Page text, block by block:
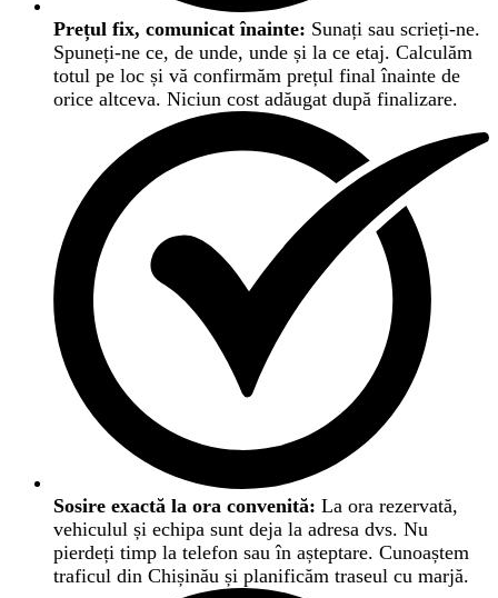
Prețul fix, comunicat înainte: Sunați sau scrieți-ne.
Spuneți-ne ce, de unde, unde și la ce etaj. Calculăm
totul pe loc și vă confirmăm prețul final înainte de
orice altceva. Niciun cost adăugat după finalizare.
Sosire exactă la ora convenită: La ora rezervată,
vehiculul și echipa sunt deja la adresa dvs. Nu
pierdeți timp la telefon sau în așteptare. Cunoaștem
traficul din Chișinău și planificăm traseul cu marjă.